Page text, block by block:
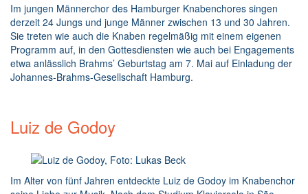
Im jungen Männerchor des Hamburger Knabenchores singen
derzeit 24 Jungs und junge Männer zwischen 13 und 30 Jahren.
Sie treten wie auch die Knaben regelmäßig mit einem eigenen
Programm auf, in den Gottesdiensten wie auch bei Engagements
etwa anlässlich Brahms’ Geburtstag am 7. Mai auf Einladung der
Johannes-Brahms-Gesellschaft Hamburg.
Luiz de Godoy
Im Alter von fünf Jahren entdeckte Luiz de Godoy im Knabenchor